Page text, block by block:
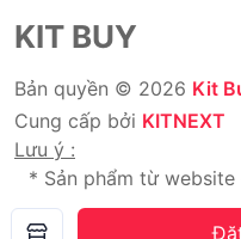
KIT BUY
Bản quyền © 2026 Kit
Cung cấp bởi KITNEXT
Lưu ý :
* Sản phẩm từ
* Chúng tôi không